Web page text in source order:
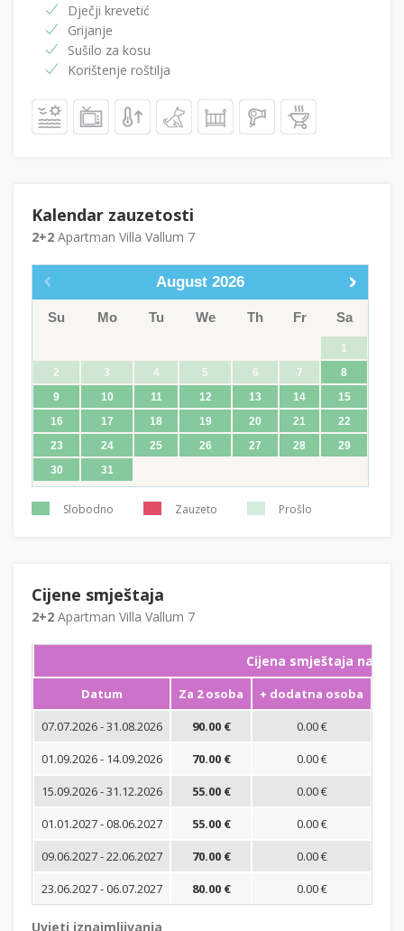
Dječji krevetić
Grijanje
Sušilo za kosu
Korištenje roštilja
Kalendar zauzetosti
2+2 Apartman Villa Vallum 7
August 2026
Su Mo Tu We Th Fr Sa
1
2
3 4 5 6 7
8
9
10 11 12 13 14
15
16
17 18 19 20 21
22
23
24 25 26 27 28
29
30
31
Slobodno Zauzeto Prošlo
Cijene smještaja
2+2 Apartman Villa Vallum 7
Cijena smještaja na noć
Datum Za 2 osoba + dodatna osoba
07.07.2026 - 31.08.2026
90.00 €
0.00 €
01.09.2026 - 14.09.2026
70.00 €
0.00 €
15.09.2026 - 31.12.2026
55.00 €
0.00 €
01.01.2027 - 08.06.2027
55.00 €
0.00 €
09.06.2027 - 22.06.2027
70.00 €
0.00 €
23.06.2027 - 06.07.2027
80.00 € 0.00 €
Uvjeti iznajmljivanja